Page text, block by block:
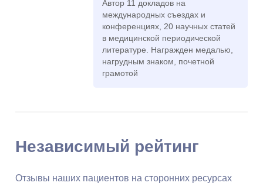
Дмитриевна
221
Врач-рентгенолог, к.м.н
Соловьева Анастасия
193
Стаж: 10 лет
Автор 11 докладов на
международных съездах и
конференциях, 20 научных статей
в медицинской периодической
литературе. Награжден медалью,
нагрудным знаком, почетной
грамотой
Независимый рейтинг
Отзывы наших пациентов на сторонних ресурсах